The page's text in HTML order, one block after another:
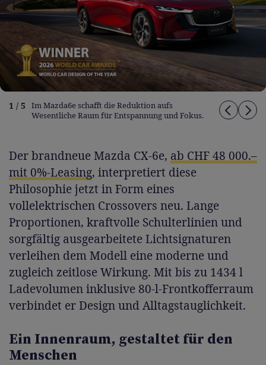
1 / 5
Im Mazda6e schafft die Reduktion aufs
Wesentliche Raum für Entspannung und Fokus.
Der brandneue Mazda CX-6e, ab CHF 48 000.–
mit 0%-Leasing, interpretiert diese
Philosophie jetzt in Form eines
vollelektrischen Crossovers neu. Lange
Proportionen, kraftvolle Schulterlinien und
sorgfältig ausgearbeitete Lichtsignaturen
verleihen dem Modell eine moderne und
zugleich zeitlose Wirkung. Mit bis zu 1434 l
Ladevolumen inklusive 80-l-Frontkofferraum
verbindet er Design und Alltagstauglichkeit.
Ein Innenraum, gestaltet für den
Menschen